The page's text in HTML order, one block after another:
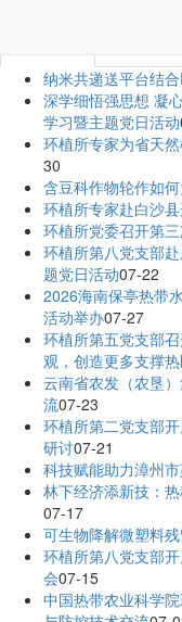
纳米共递送平台结
深学细悟强思想 凝
学习暨主题党日活动
环植所专家为省天
30
含豆科作物轮作如
环植所专家赴白沙
环植所党委召开第
环植所第八党支部
题党日活动07-22
2026海南保亭热带
活动举办07-27
环植所第五党支部
观，创造更多支撑
云南省农发（农垦
流07-23
环植所第二党支部
研讨07-21
科技赋能助力漳州
林下经济添新技：
07-17
可生物降解微塑料
环植所第八党支部
会07-15
中国热带农业科学